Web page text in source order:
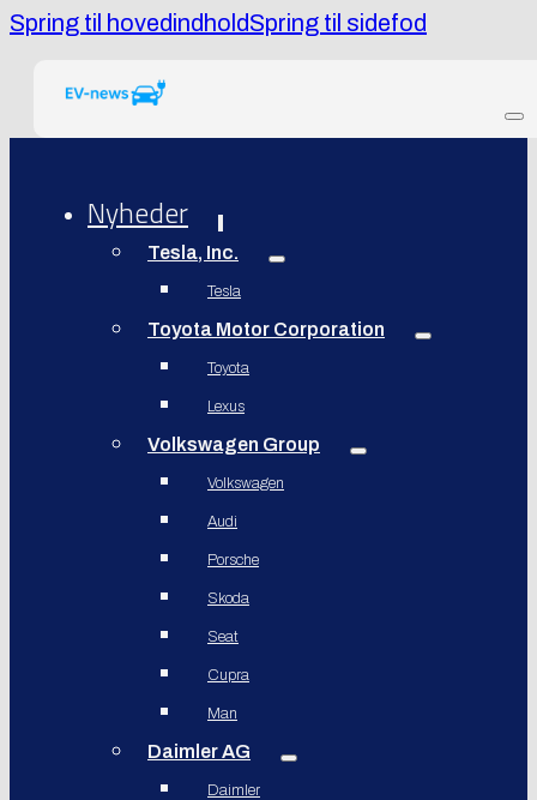
Spring til hovedindholdSpring til sidefod
Nyheder
Tesla, Inc.
Tesla
Toyota Motor Corporation
Toyota
Lexus
Volkswagen Group
Volkswagen
Audi
Porsche
Skoda
Seat
Cupra
Man
Daimler AG
Daimler